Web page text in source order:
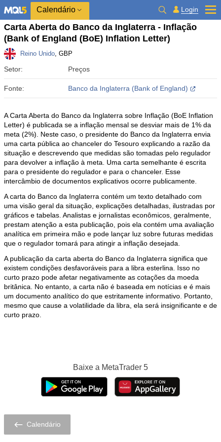
Calendário Login
Carta Aberta do Banco da Inglaterra - Inflação
(Bank of England (BoE) Inflation Letter)
Reino Unido, GBP
Setor: Preços
Fonte: Banco da Inglaterra (Bank of England)
A Carta Aberta do Banco da Inglaterra sobre Inflação (BoE Inflation
Letter) é publicada se a inflação mensal se desviar mais de 1% da
meta (2%). Neste caso, o presidente do Banco da Inglaterra envia
uma carta pública ao chanceler do Tesouro explicando a razão da
situação e descrevendo que medidas são tomadas pelo regulador
para devolver a inflação à meta. Uma carta semelhante é escrita
para o presidente do regulador e para o chanceler. Esse
intercâmbio de documentos explicativos ocorre publicamente.
A carta do Banco da Inglaterra contém um texto detalhado com
uma visão geral da situação, explicações detalhadas, ilustradas por
gráficos e tabelas. Analistas e jornalistas econômicos, geralmente,
prestam atenção a esta publicação, pois ela contém uma avaliação
analítica em primeira mão e pode lançar luz sobre futuras medidas
que o regulador tomará para atingir a inflação desejada.
A publicação da carta aberta do Banco da Inglaterra significa que
existem condições desfavoráveis para a libra esterlina. Isso no
curto prazo pode afetar negativamente as cotações da moeda
britânica. No entanto, a carta não é baseada em notícias e é mais
um documento analítico do que estritamente informativo. Portanto,
mesmo que cause a volatilidade da libra, ela será insignificante e de
curto prazo.
Calendário
Baixe a MetaTrader 5